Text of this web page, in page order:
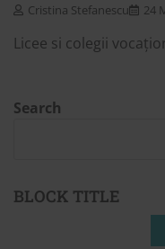
Cristina Stefanescu 24
Licee si colegii
Search
BLOCK TITLE